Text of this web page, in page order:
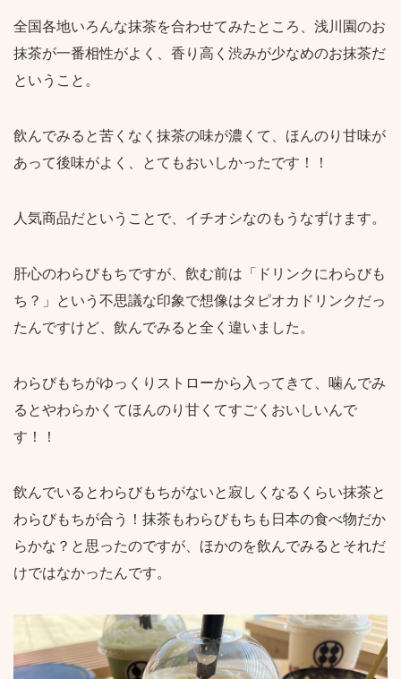
全国各地いろんな抹茶を合わせてみたところ、浅川園のお
抹茶が一番相性がよく、香り高く渋みが少なめのお抹茶だ
ということ。
飲んでみると苦くなく抹茶の味が濃くて、ほんのり甘味が
あって後味がよく、とてもおいしかったです！！
人気商品だということで、イチオシなのもうなずけます。
肝心のわらびもちですが、飲む前は「ドリンクにわらびも
ち？」という不思議な印象で想像はタピオカドリンクだっ
たんですけど、飲んでみると全く違いました。
わらびもちがゆっくりストローから入ってきて、噛んでみ
るとやわらかくてほんのり甘くてすごくおいしいんで
す！！
飲んでいるとわらびもちがないと寂しくなるくらい抹茶と
わらびもちが合う！抹茶もわらびもちも日本の食べ物だか
らかな？と思ったのですが、ほかのを飲んでみるとそれだ
けではなかったんです。